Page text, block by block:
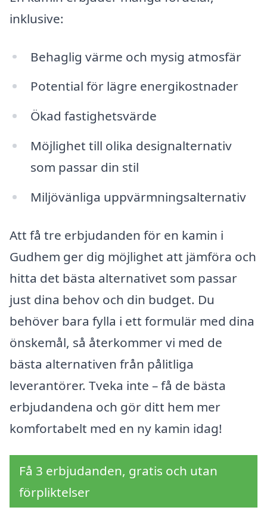
inklusive:
Behaglig värme och mysig atmosfär
Potential för lägre energikostnader
Ökad fastighetsvärde
Möjlighet till olika designalternativ
som passar din stil
Miljövänliga uppvärmningsalternativ
Att få tre erbjudanden för en kamin i
Gudhem ger dig möjlighet att jämföra och
hitta det bästa alternativet som passar
just dina behov och din budget. Du
behöver bara fylla i ett formulär med dina
önskemål, så återkommer vi med de
bästa alternativen från pålitliga
leverantörer. Tveka inte – få de bästa
erbjudandena och gör ditt hem mer
komfortabelt med en ny kamin idag!
Få 3 erbjudanden, gratis och utan
förpliktelser